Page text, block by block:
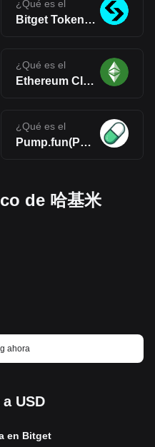
¿Qué es el
Bitget Token(BGB)
¿Qué es el
Ethereum Classic(ETC)
¿Qué es el
Pump.fun(PUMP)
de 哈基米
ahora
USD
en Bitget